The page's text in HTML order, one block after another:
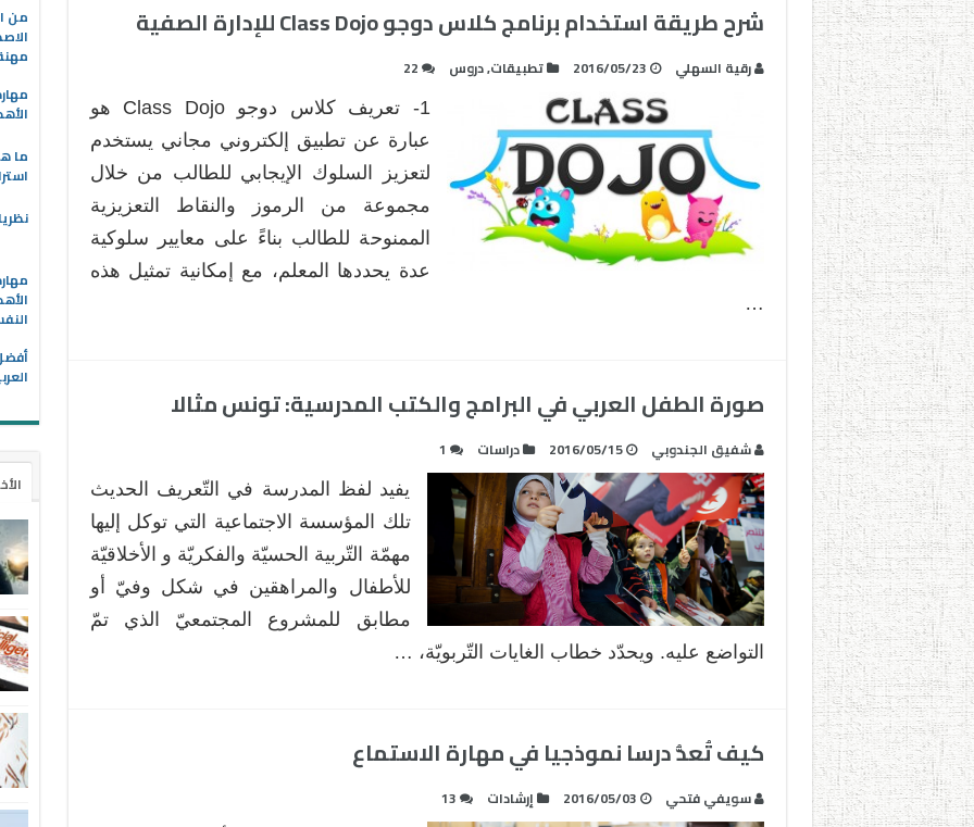
شرح طريقة استخدام برنامج كلاس دوجو Class Dojo للإدارة الصفية
رقية السهلي 2016/05/23 تطبيقات,دروس 22
1- تعريف كلاس دوجو Class Dojo هو
عبارة عن تطبيق إلكتروني مجاني يستخدم
لتعزيز السلوك الإيجابي للطالب من خلال
مجموعة من الرموز والنقاط التعزيزية
الممنوحة للطالب بناءً على معايير سلوكية
عدة يحددها المعلم، مع إمكانية تمثيل هذه
…
صورة الطفل العربي في البرامج والكتب المدرسية: تونس مثالا
شفيق الجندوبي 2016/05/15 دراسات 1
يفيد لفظ المدرسة في التّعريف الحديث
تلك المؤسسة الاجتماعية التي توكل إليها
مهمّة التّربية الحسيّة والفكريّة و الأخلاقيّة
للأطفال والمراهقين في شكل وفيّ أو
مطابق للمشروع المجتمعيّ الذي تمّ
التواضع عليه. ويحدّد خطاب الغايات التّربويّة، …
كيف تُعدُّ درسا نموذجيا في مهارة الاستماع
سويفي فتحي‎ 2016/05/03 إرشادات 13
من
ما